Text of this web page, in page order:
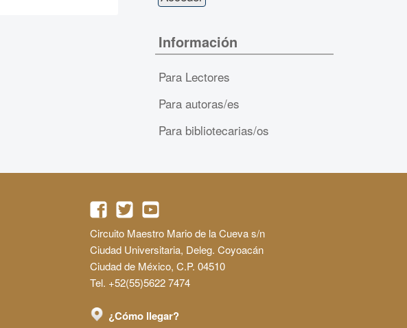
Información
Para Lectores
Para autoras/es
Para bibliotecarias/os
Circuito Maestro Mario de la Cueva s/n
Ciudad Universitaria, Deleg. Coyoacán
Ciudad de México, C.P. 04510
Tel. +52(55)5622 7474
¿Cómo llegar?